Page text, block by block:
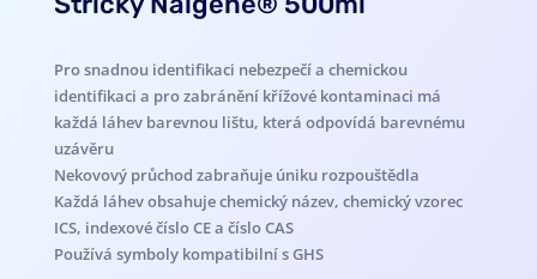
Pro snadnou identifikaci nebezpečí a chemickou
identifikaci a pro zabránění křížové kontaminaci má
každá láhev barevnou lištu, která odpovídá barevnému
uzávěru
Nekovový průchod zabraňuje úniku rozpouštědla
Každá láhev obsahuje chemický název, chemický vzorec
ICS, indexové číslo CE a číslo CAS
Používá symboly kompatibilní s GHS